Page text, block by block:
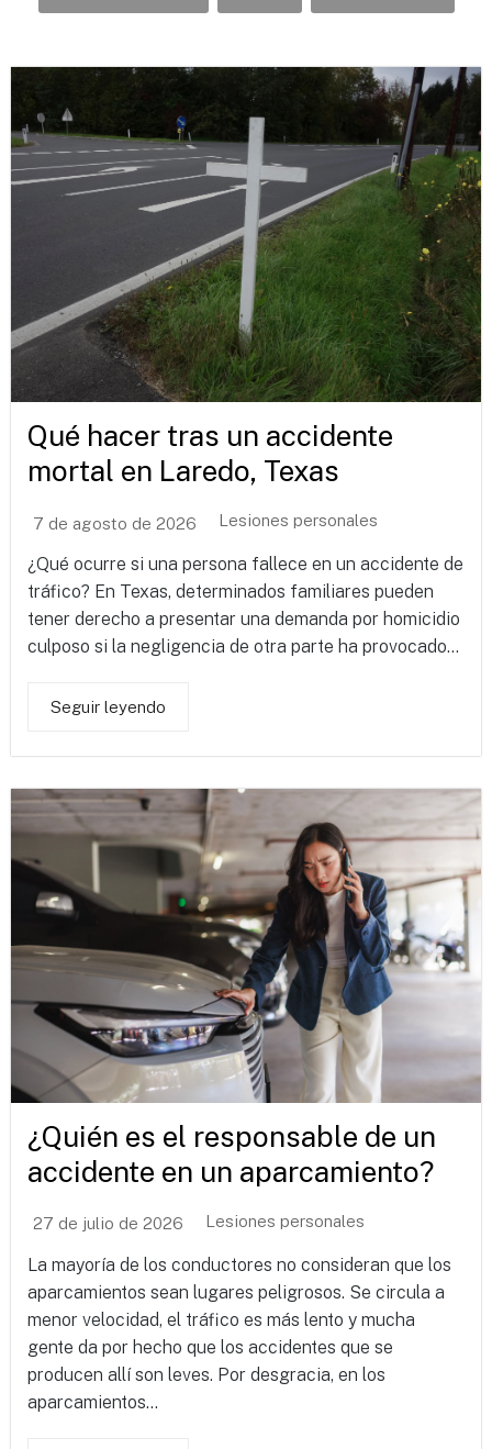
Qué hacer tras un accidente
mortal en Laredo, Texas
7 de agosto de 2026 Lesiones personales
¿Qué ocurre si una persona fallece en un accidente de
tráfico? En Texas, determinados familiares pueden
tener derecho a presentar una demanda por homicidio
culposo si la negligencia de otra parte ha provocado...
Seguir leyendo
¿Quién es el responsable de un
accidente en un aparcamiento?
27 de julio de 2026 Lesiones personales
La mayoría de los conductores no consideran que los
aparcamientos sean lugares peligrosos. Se circula a
menor velocidad, el tráfico es más lento y mucha
gente da por hecho que los accidentes que se
producen allí son leves. Por desgracia, en los
aparcamientos...